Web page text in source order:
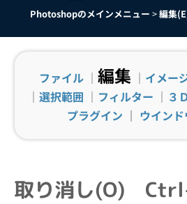
Photoshopのメインメニュー >編集
ファイル ｜ 編集 ｜ イメー
｜ 選択範囲 ｜ フィルター ｜ ３
プラグイン ｜ ウインド
取り消し(O)